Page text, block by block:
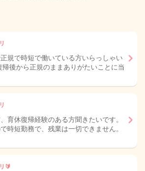
規で時短で働いている方いらっしゃい
帰後から正規のままありがたいことに当
育休復帰経験のある方聞きたいです。
時短勤務で、残業は一切できません。
🔰